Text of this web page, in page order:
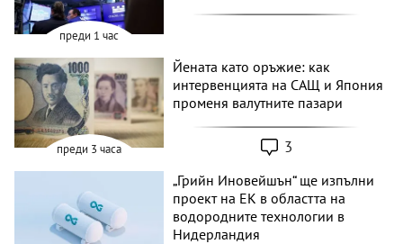
преди 1 час
преди 3 часа
Йената като оръжие: как
интервенцията на САЩ и Япония
променя валутните пазари
3
„Грийн Иновейшън“ ще изпълни
проект на ЕК в областта на
водородните технологии в
Нидерландия